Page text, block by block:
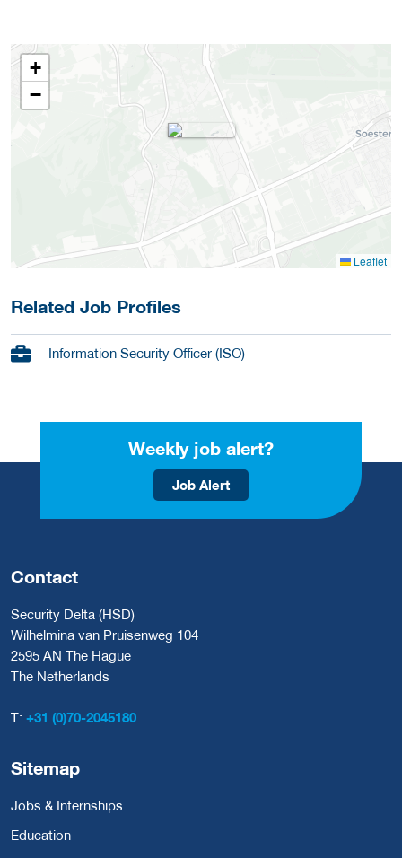
+
−
Leaflet
Related Job Profiles
Information Security Officer (ISO)
Weekly job alert?
Job Alert
Contact
Security Delta (HSD)
Wilhelmina van Pruisenweg 104
2595 AN The Hague
The Netherlands
T: +31 (0)70-2045180
Sitemap
Jobs & Internships
Education